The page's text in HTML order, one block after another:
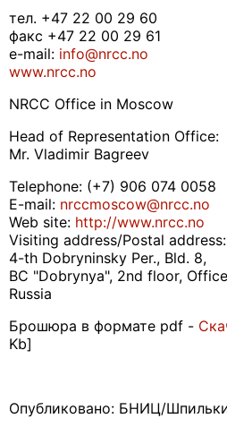
тел. +47 22 00 29 60
факс +47 22 00 29 61
e-mail: info@nrcc.no
www.nrcc.no
NRCC Office in Moscow
Head of Representation Office:
Mr. Vladimir Bagreev
Telephone: (+7) 906 074 0058
E-mail: nrccmoscow@nrcc.no
Web site: http://www.nrcc.no
Visiting address/Postal address:
4-th Dobryninsky Per., Bld. 8,
BC "Dobrynya", 2nd floor,
Russia
Брошюра в формате pdf -
Kb]
Опубликовано: БНИЦ/